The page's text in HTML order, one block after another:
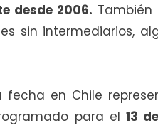
desde 2006.
sin intermediarios,
en Chile
para el13